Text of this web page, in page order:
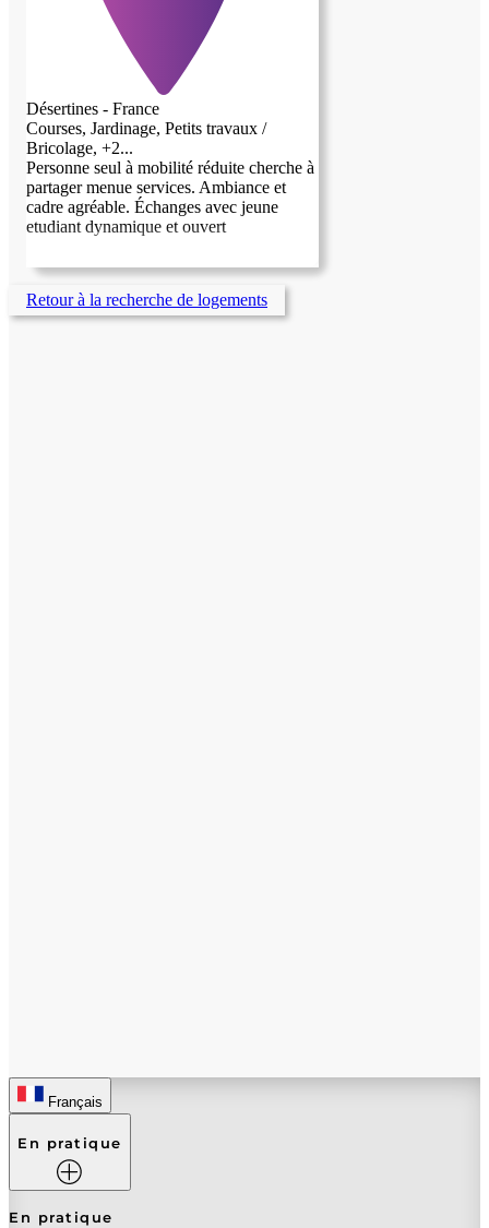
Désertines - France
Courses, Jardinage, Petits travaux /
Bricolage, +2...
Personne seul à mobilité réduite cherche à
partager menue services. Ambiance et
cadre agréable. Échanges avec jeune
etudiant dynamique et ouvert
Retour à la recherche de logements
Français
En pratique
En pratique